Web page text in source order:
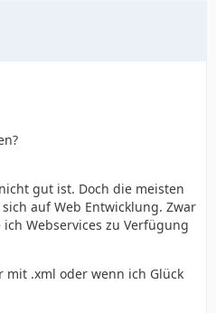
gut ist. Doch die meisten
auf Web Entwicklung. Zwar
Webservices zu Verfügung
.xml oder wenn ich Glück